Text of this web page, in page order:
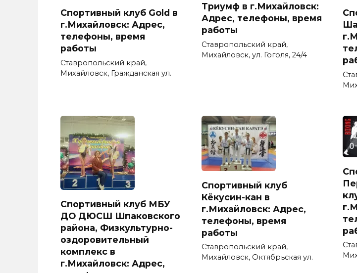
Спортивный клуб Gold в
г.Михайловск: Адрес,
телефоны, время
работы
Ставропольский край,
Михайловск, Гражданская ул.
Триумф в г.Михайловск:
Адрес, телефоны, время
работы
Ставропольский край,
Михайловск, ул. Гоголя, 24/4
Спортивный клуб МБУ
ДО ДЮСШ Шпаковского
района, Физкультурно-
оздоровительный
комплекс в
г.Михайловск: Адрес,
Спортивный клуб
Кёкусин-кан в
г.Михайловск: Адрес,
телефоны, время
работы
Ставропольский край,
Михайловск, Октябрьская ул.